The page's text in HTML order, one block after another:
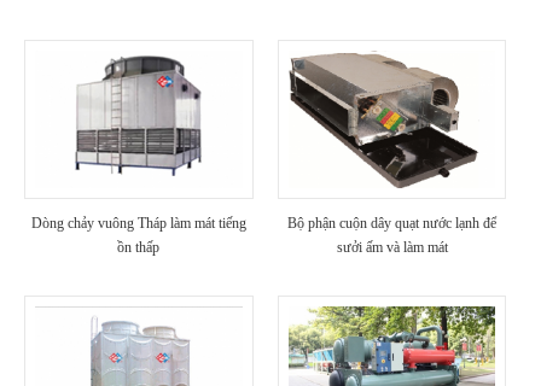
Dòng chảy vuông Tháp làm mát tiếng
ồn thấp
Bộ phận cuộn dây quạt nước lạnh để
sưởi ấm và làm mát